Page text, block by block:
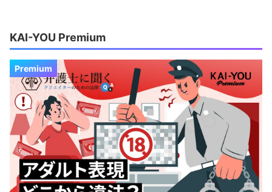
KAI-YOU Premium
Premium